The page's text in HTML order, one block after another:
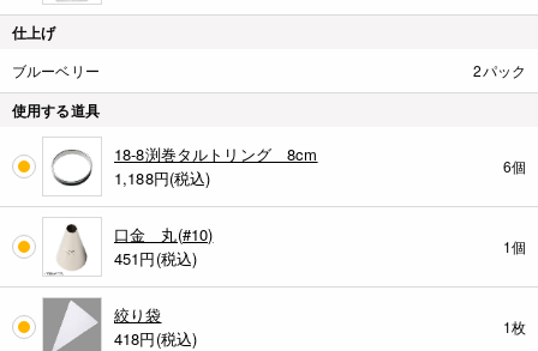
仕上げ
ブルーベリー 2パック
使用する道具
18-8渕巻タルトリング 8cm
1,188円(税込)
6個
口金 丸(#10)
451円(税込)
1個
絞り袋
418円(税込)
1枚